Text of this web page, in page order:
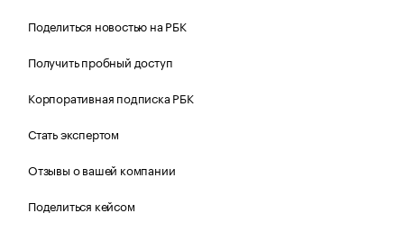
Поделиться новостью на РБК
Получить пробный доступ
Корпоративная подписка РБК
Стать экспертом
Отзывы о вашей компании
Поделиться кейсом